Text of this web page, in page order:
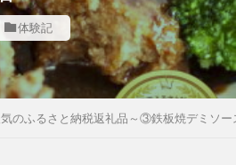
体験記
気のふるさと納税返礼品～③鉄板焼デミソ